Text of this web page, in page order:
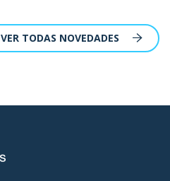
VER TODAS NOVEDADES